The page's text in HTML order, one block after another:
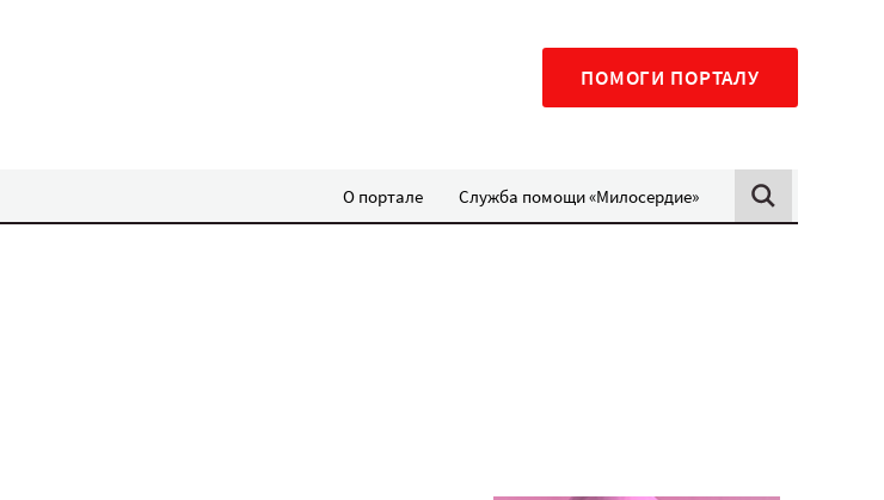
ПОМОГИ ПОРТАЛУ
О портале Служба помощи «Милосердие»